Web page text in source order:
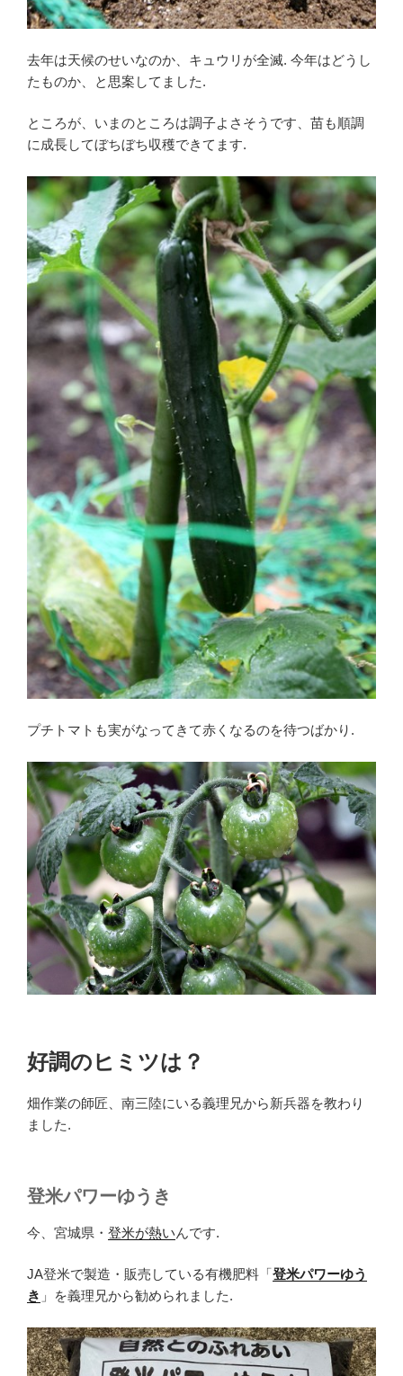
去年は天候のせいなのか、キュウリが全滅. 今年はどうし
たものか、と思案してました.
ところが、いまのところは調子よさそうです、苗も順調
に成長してぼちぼち収穫できてます.
プチトマトも実がなってきて赤くなるのを待つばかり.
好調のヒミツは？
畑作業の師匠、南三陸にいる義理兄から新兵器を教わり
ました.
登米パワーゆうき
今、宮城県・ 登米が熱いんです.
JA登米で製造・販売している有機肥料「登米パワーゆう
き 」を義理兄から勧められました.